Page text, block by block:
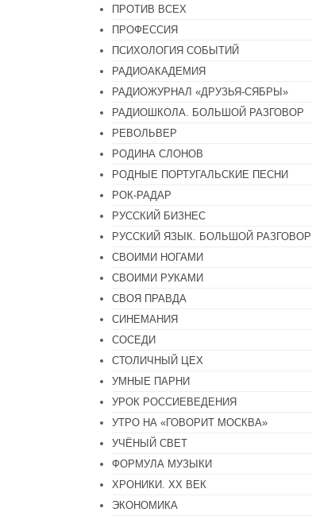
ПРОТИВ ВСЕХ
ПРОФЕССИЯ
ПСИХОЛОГИЯ СОБЫТИЙ
РАДИОАКАДЕМИЯ
РАДИОЖУРНАЛ «ДРУЗЬЯ-СЯБРЫ»
РАДИОШКОЛА. БОЛЬШОЙ РАЗГОВОР
РЕВОЛЬВЕР
РОДИНА СЛОНОВ
РОДНЫЕ ПОРТУГАЛЬСКИЕ ПЕСНИ
РОК-РАДАР
РУССКИЙ БИЗНЕС
РУССКИЙ ЯЗЫК. БОЛЬШОЙ РАЗГОВОР
СВОИМИ НОГАМИ
СВОИМИ РУКАМИ
СВОЯ ПРАВДА
СИНЕМАНИЯ
СОСЕДИ
СТОЛИЧНЫЙ ЦЕХ
УМНЫЕ ПАРНИ
УРОК РОССИЕВЕДЕНИЯ
УТРО НА «ГОВОРИТ МОСКВА»
УЧЁНЫЙ СВЕТ
ФОРМУЛА МУЗЫКИ
ХРОНИКИ. ХХ ВЕК
ЭКОНОМИКА